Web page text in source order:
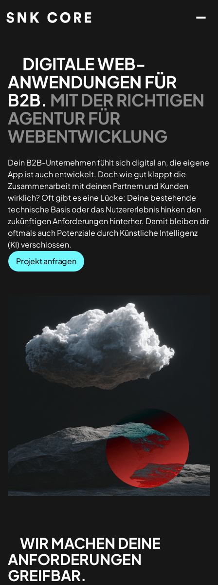
DIGITALE WEB-
ANWENDUNGEN FÜR
B2B. MIT DER RICHTIGEN
AGENTUR FÜR
WEBENTWICKLUNG
Dein B2B-Unternehmen fühlt sich digital an, die eigene
App ist auch entwickelt. Doch wie gut klappt die
Zusammenarbeit mit deinen Partnern und Kunden
wirklich? Oft gibt es eine Lücke: Deine bestehende
technische Basis oder das Nutzererlebnis hinken den
zukünftigen Anforderungen hinterher. Damit bleiben dir
oftmals auch Potenziale durch Künstliche Intelligenz
(KI) verschlossen.
Projekt anfragen
WIR MACHEN DEINE
ANFORDERUNGEN
GREIFBAR.